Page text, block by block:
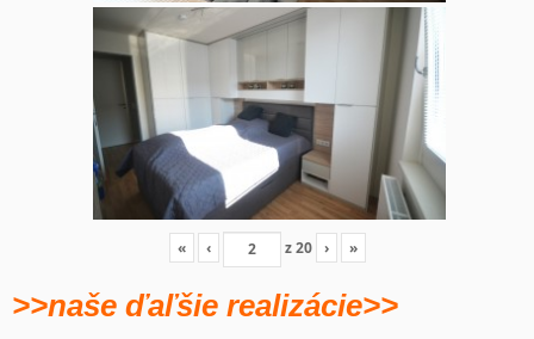
« ‹ z20 › »
>>naše ďaľšie realizácie>>